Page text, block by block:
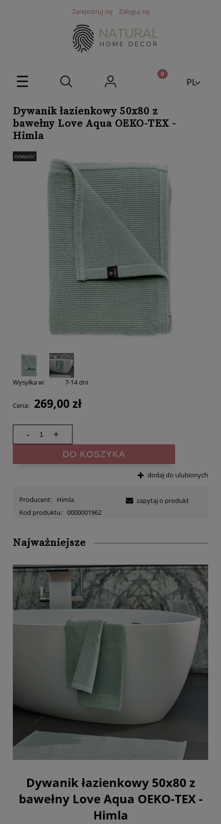
Zarejestruj się Zaloguj się
PL
Dywanik łazienkowy 50x80 z
bawełny Love Aqua OEKO-TEX -
Himla
nowość
Wysyłka w: 7-14 dni
Cena: 269,00 zł
- +
DO KOSZYKA
dodaj do ulubionych
Producent:
Himla
Kod produktu: 0000001962
zapytaj o produkt
Najważniejsze
Dywanik łazienkowy 50x80 z
bawełny Love Aqua OEKO-TEX -
Himla